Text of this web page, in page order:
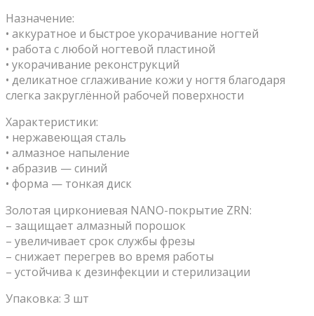
Назначение:
• аккуратное и быстрое укорачивание ногтей
• работа с любой ногтевой пластиной
• укорачивание реконструкций
• деликатное сглаживание кожи у ногтя благодаря
слегка закруглённой рабочей поверхности
Характеристики:
• нержавеющая сталь
• алмазное напыление
• абразив — синий
• форма — тонкая диск
Золотая циркониевая NANO-покрытие ZRN:
– защищает алмазный порошок
– увеличивает срок службы фрезы
– снижает перегрев во время работы
– устойчива к дезинфекции и стерилизации
Упаковка: 3 шт